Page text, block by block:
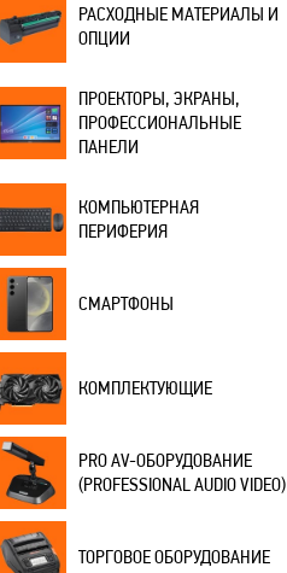
РАСХОДНЫЕ МАТЕРИАЛЫ И
ОПЦИИ
ПРОЕКТОРЫ, ЭКРАНЫ,
ПРОФЕССИОНАЛЬНЫЕ
ПАНЕЛИ
КОМПЬЮТЕРНАЯ
ПЕРИФЕРИЯ
СМАРТФОНЫ
КОМПЛЕКТУЮЩИЕ
PRO AV-ОБОРУДОВАНИЕ
(PROFESSIONAL AUDIO VIDEO)
ТОРГОВОЕ ОБОРУДОВАНИЕ